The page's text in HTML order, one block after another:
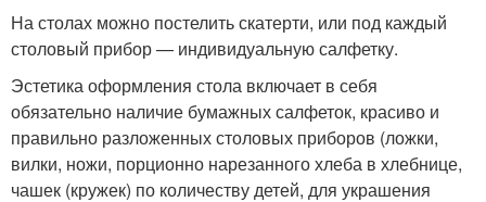
На столах можно постелить скатерти, или под каждый
столовый прибор — индивидуальную салфетку.
Эстетика оформления стола включает в себя
обязательно наличие бумажных салфеток, красиво и
правильно разложенных столовых приборов (ложки,
вилки, ножи, порционно нарезанного хлеба в хлебнице,
чашек (кружек) по количеству детей, для украшения